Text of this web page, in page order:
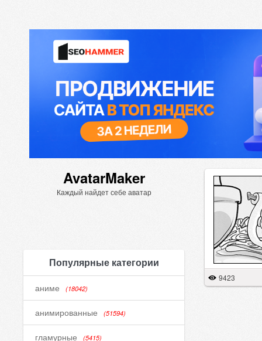
AvatarMaker
Каждый найдет себе аватар
Популярные категории
аниме (18042)
анимированные (51594)
гламурные (5415)
9423